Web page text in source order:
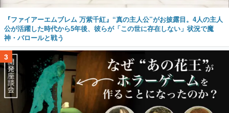
『ファイアーエムブレム 万紫千紅』“真の主人公”がお披露目。4人の主人
公が活躍した時代から5年後、彼らが「この世に存在しない」状況で魔
神・バロールと戦う
3